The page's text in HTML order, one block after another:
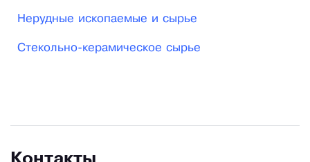
Нерудные ископаемые и сырье
Стекольно-керамическое сырье